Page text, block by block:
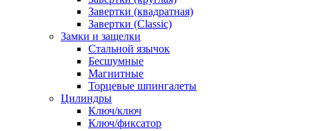
Завертки (квадратная)
Завертки (Classic)
Замки и защелки
Стальной язычок
Бесшумные
Магнитные
Торцевые шпингалеты
Цилиндры
Ключ/ключ
Ключ/фиксатор